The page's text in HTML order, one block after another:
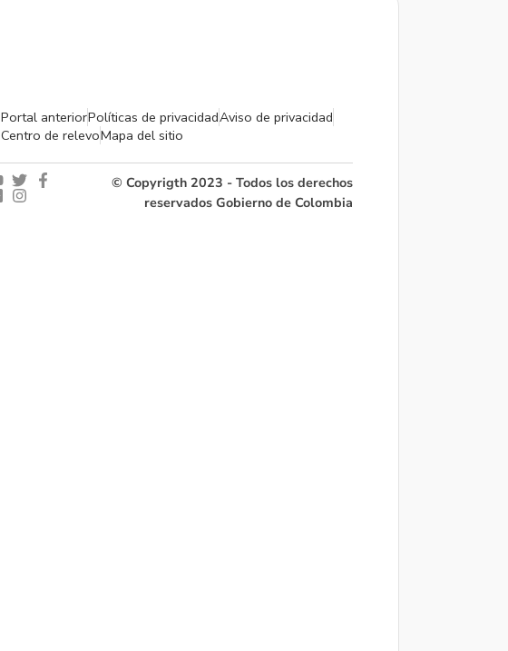
Portal anteriorPolíticas de privacidadAviso de privacidad
Centro de relevoMapa del sitio
© Copyrigth 2023 - Todos los derechos
reservados Gobierno de Colombia